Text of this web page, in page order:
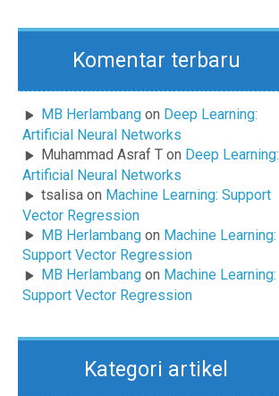
Komentar terbaru
MB Herlambang on Deep Learning:
Artificial Neural Networks
Muhammad Asraf T on Deep Learning:
Artificial Neural Networks
tsalisa on Machine Learning: Support
Vector Regression
MB Herlambang on Machine Learning:
Support Vector Regression
MB Herlambang on Machine Learning:
Support Vector Regression
Kategori artikel